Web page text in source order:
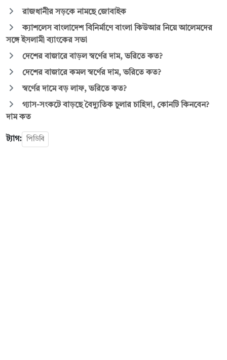
রাজধানীর সড়কে নামছে জোবাইক
ক্যাশলেস বাংলাদেশ বিনির্মাণে বাংলা কিউআর নিয়ে আলেমদের
সঙ্গে ইসলামী ব্যাংকের সভা
দেশের বাজারে বাড়ল স্বর্ণের দাম, ভরিতে কত?
দেশের বাজারে কমল স্বর্ণের দাম, ভরিতে কত?
স্বর্ণের দামে বড় লাফ, ভরিতে কত?
গ্যাস-সংকটে বাড়ছে বৈদ্যুতিক চুলার চাহিদা, কোনটি কিনবেন?
দাম কত
ট্যাগ: পিডিবি